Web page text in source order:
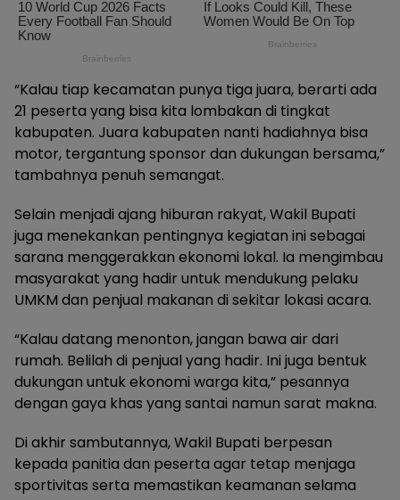
“Kalau tiap kecamatan punya tiga juara, berarti ada
21 peserta yang bisa kita lombakan di tingkat
kabupaten. Juara kabupaten nanti hadiahnya bisa
motor, tergantung sponsor dan dukungan bersama,”
tambahnya penuh semangat.
Selain menjadi ajang hiburan rakyat, Wakil Bupati
juga menekankan pentingnya kegiatan ini sebagai
sarana menggerakkan ekonomi lokal. Ia mengimbau
masyarakat yang hadir untuk mendukung pelaku
UMKM dan penjual makanan di sekitar lokasi acara.
“Kalau datang menonton, jangan bawa air dari
rumah. Belilah di penjual yang hadir. Ini juga bentuk
dukungan untuk ekonomi warga kita,” pesannya
dengan gaya khas yang santai namun sarat makna.
Di akhir sambutannya, Wakil Bupati berpesan
kepada panitia dan peserta agar tetap menjaga
sportivitas serta memastikan keamanan selama